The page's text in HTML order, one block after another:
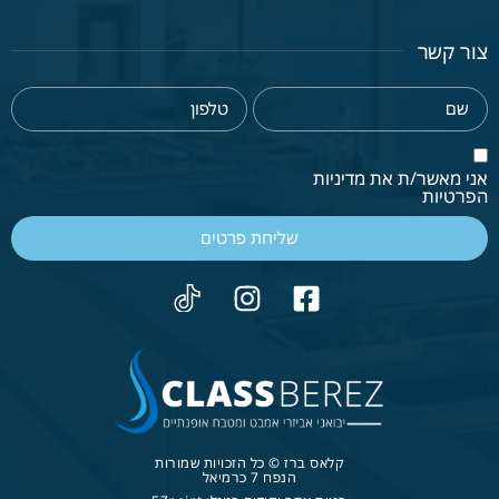
צור קשר
אני מאשר/ת את מדיניות
הפרטיות
שליחת פרטים
קלאס ברז © כל הזכויות שמורות
הנפח 7 כרמיאל